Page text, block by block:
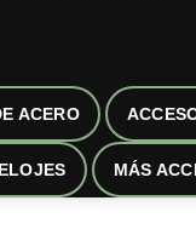
ACERO
MÁS